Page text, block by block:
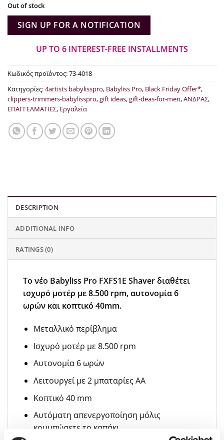
was:
€54.00.
τιμή
είναι:
€43.20.
Out of stock
SIGN UP FOR A NOTIFICATION
UP TO 6 INTEREST-FREE INSTALLMENTS
Κωδικός προϊόντος:73-4018
Κατηγορίες:4artists babylisspro, Babyliss Pro, Black Friday Offer*,
clippers-trimmers-babylisspro,gift ideas,gift-deas-for-men,ΑΝΔΡΑΣ,
ΕΠΑΓΓΕΛΜΑΤΙΕΣ, Εργαλεία
DESCRIPTION
ADDITIONAL INFO
RATINGS (0)
Το νέο Babyliss Pro FXFS1E Shaver διαθέτει
ισχυρό μοτέρ με 8.500 rpm, αυτονομία 6
ωρών και κοπτικό 40mm.
Μεταλλικό περίβλημα
Ισχυρό μοτέρ με 8.500 rpm
Αυτονομία 6 ωρών
Λειτουργεί με 2 μπαταρίες AA
Κοπτικό 40 mm
Αυτόματη απενεργοποίηση μόλις
κουμπώσετε το καπάκι